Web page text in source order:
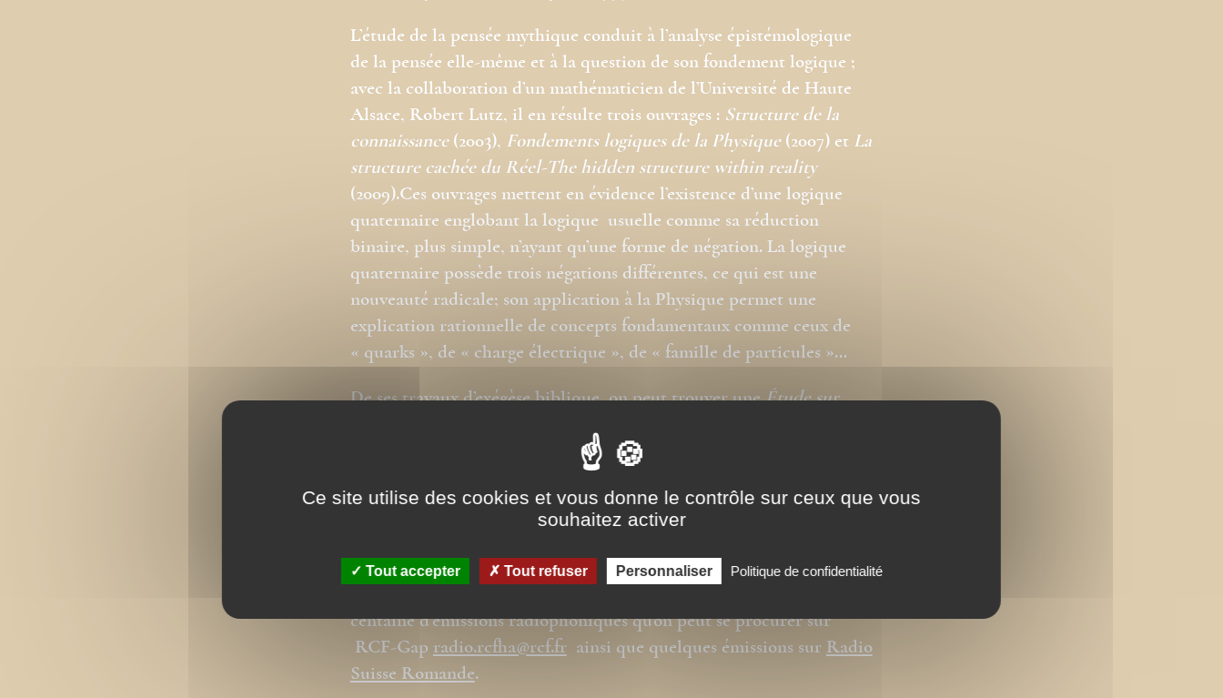
L’étude de la pensée mythique conduit à l’analyse épistémologique
de la pensée elle-même et à la question de son fondement logique ;
avec la collaboration d’un mathématicien de l’Université de Haute
Alsace, Robert Lutz, il en résulte trois ouvrages : Structure de la
connaissance(2003), Fondements logiques de la Physique(2007) et La
structure cachée du Réel-The hidden structure within reality
(2009).Ces ouvrages mettent en évidence l’existence d’une logique
quaternaire englobant la logique usuelle comme sa réduction
binaire, plus simple, n’ayant qu’une forme de négation. La logique
quaternaire possède trois négations différentes, ce qui est une
nouveauté radicale; son application à la Physique permet une
explication rationnelle de concepts fondamentaux comme ceux de
« quarks », de « charge électrique », de « famille de particules »…
De ses travaux d’exégèse biblique, on peut trouver uneÉtude sur
controverses de Jésus à propos du Shabbat aux éditions
« Le Maître du Shabbat »
Il collabore aux travaux et recherches de l’association « Eecho »
centaine d’émissions radiophoniques qu’on peut se procurer sur
RCF-Gap radio.rcfha@rcf.frainsi que quelques émissions surRadio
Suisse Romande.
Ce site utilise des cookies et vous donne le contrôle sur ceux que vous
souhaitez activer
Tout accepter Tout refuser Personnaliser Politique de confidentialité